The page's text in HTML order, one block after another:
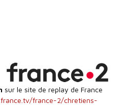
sur le site de replay de France
france-2/chretiens-